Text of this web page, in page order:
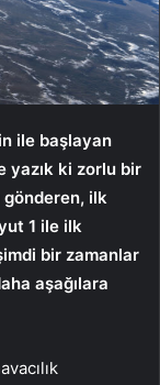
ile başlayan
yazık ki zorlu bir
gönderen, ilk
1 ile ilk
bir zamanlar
aşağılara